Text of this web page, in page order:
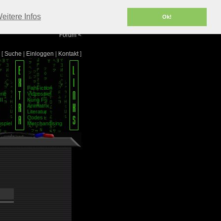
Infos Ok!
Info/Impressum
Forum<
[Suche Einloggen Kontakt]
FanFiction
Videospiel
Kung Fu
Animatrix
Literatur
Codes
Merchandising